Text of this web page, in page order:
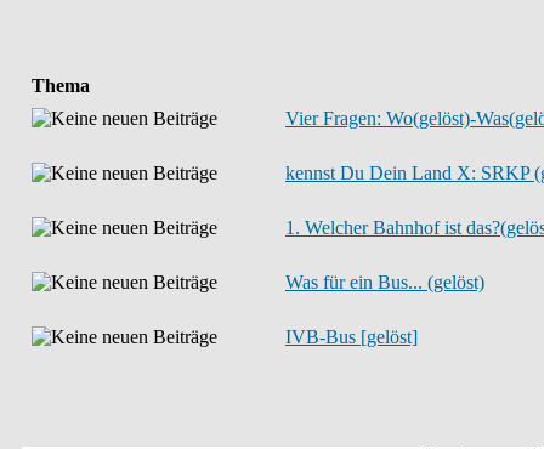
Thema
Vier Fragen: Wo(gelöst)-
kennst Du Dein Land X: SRKP
1. Welcher Bahnhof ist
Was für ein Bus... (gelöst)
IVB-Bus [gelöst]